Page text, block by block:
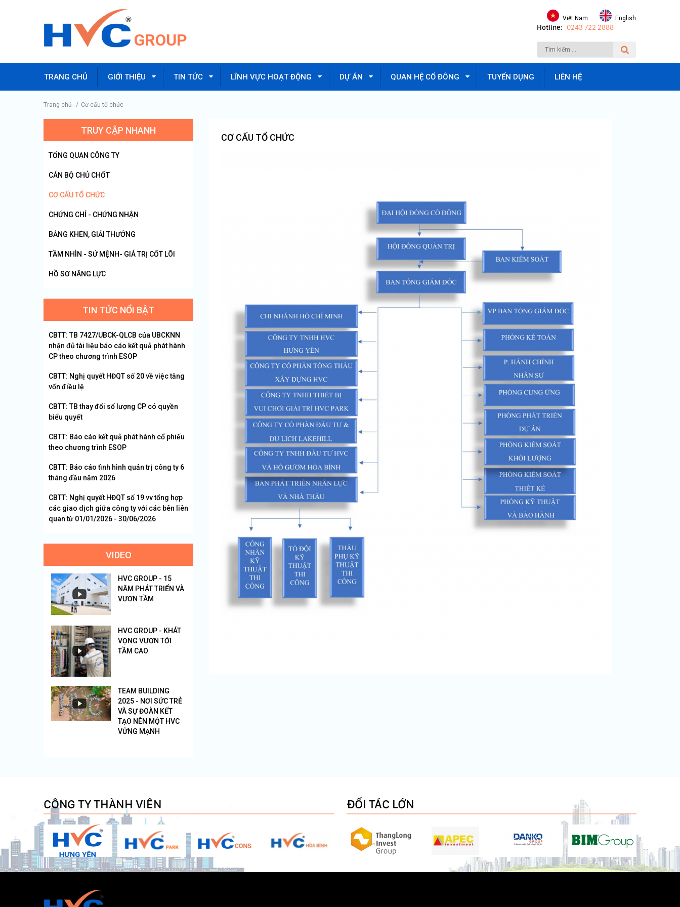
GROUP
Việt Nam English
Hotline: 0243 722 2888
TRANG CHỦ GIỚI THIỆU TIN TỨC LĨNH VỰC HOẠT ĐỘNG DỰ ÁN QUAN HỆ CỔ ĐÔNG TUYỂN DỤNG LIÊN HỆ
Trang chủ / Cơ cấu tổ chức
CƠ CẤU TỔ CHỨC
TRUY CẬP NHANH
TỔNG QUAN CÔNG TY
CÁN BỘ CHỦ CHỐT
CƠ CẤU TỔ CHỨC
CHỨNG CHỈ - CHỨNG NHẬN
BẰNG KHEN, GIẢI THƯỞNG
TẦM NHÌN - SỨ MỆNH- GIÁ TRỊ CỐT LÕI
HỒ SƠ NĂNG LỰC
TIN TỨC NỔI BẬT
CBTT: TB 7427/UBCK-QLCB của UBCKNN
nhận đủ tài liệu báo cáo kết quả phát hành
CP theo chương trình ESOP
CBTT: Nghị quyết HĐQT số 20 về việc tăng
vốn điều lệ
CBTT: TB thay đổi số lượng CP có quyền
biểu quyết
CBTT: Báo cáo kết quả phát hành cổ phiếu
theo chương trình ESOP
CBTT: Báo cáo tình hình quản trị công ty 6
tháng đầu năm 2026
CBTT: Nghị quyết HĐQT số 19 vv tổng hợp
các giao dịch giữa công ty với các bên liên
quan từ 01/01/2026 - 30/06/2026
VIDEO
HVC GROUP - 15
NĂM PHÁT TRIỂN VÀ
VƯƠN TẦM
HVC GROUP - KHÁT
VỌNG VƯƠN TỚI
TẦM CAO
TEAM BUILDING
2025 - NƠI SỨC TRẺ
VÀ SỰ ĐOÀN KẾT
TẠO NÊN MỘT HVC
VỮNG MẠNH
CÔNG TY THÀNH VIÊN ĐỐI TÁC LỚN